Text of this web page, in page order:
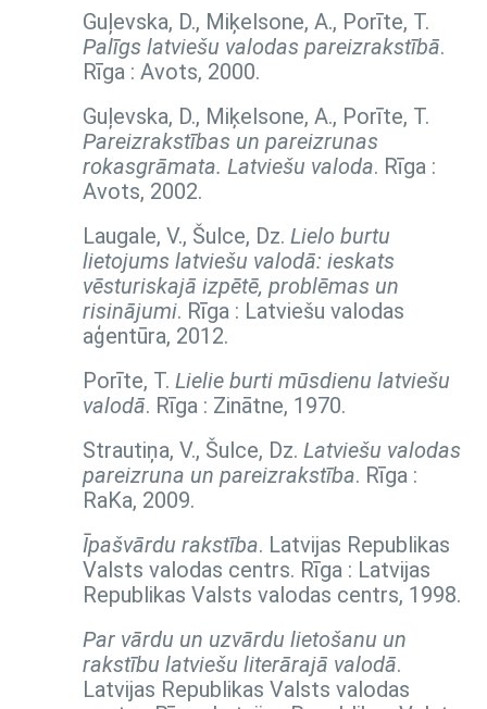
Guļevska, D., Miķelsone, A., Porīte, T.
Palīgs latviešu valodas pareizrakstībā.
Rīga : Avots, 2000.
Guļevska, D., Miķelsone, A., Porīte, T.
Pareizrakstības un pareizrunas
rokasgrāmata. Latviešu valoda. Rīga :
Avots, 2002.
Laugale, V., Šulce, Dz. Lielo burtu
lietojums latviešu valodā: ieskats
vēsturiskajā izpētē, problēmas un
risinājumi. Rīga : Latviešu valodas
aģentūra, 2012.
Porīte, T. Lielie burti mūsdienu latviešu
valodā. Rīga : Zinātne, 1970.
Strautiņa, V., Šulce, Dz. Latviešu valodas
pareizruna un pareizrakstība. Rīga :
RaKa, 2009.
Īpašvārdu rakstība. Latvijas Republikas
Valsts valodas centrs. Rīga : Latvijas
Republikas Valsts valodas centrs, 1998.
Par vārdu un uzvārdu lietošanu un
rakstību latviešu literārajā valodā.
Latvijas Republikas Valsts valodas